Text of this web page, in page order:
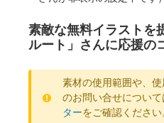
素敵な無料イラストを
ルート」さんに応援の
素材の使用範囲や、
のお問い合せについ
ターをご確認ください